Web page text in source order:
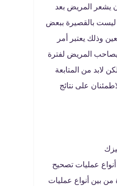
يشعر المريض بعد
ليست بالقصيرة ببعض
وذلك يعتبر أمر
المريض لفترة
لابد من المتابعة
على نتائج
عمليات تصحيح
من بين أنواع عمليات